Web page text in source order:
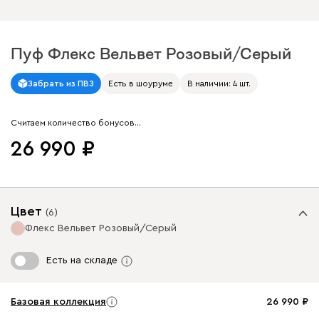
Пуф Флекс Вельвет Розовый/Серый
Арт. 320397
Забрать из ПВЗ Есть в шоуруме В наличии: 4 шт.
Считаем количество бонусов…
26 990
Цвет (6)
Флекс Вельвет Розовый/Серый
Есть на складе
Базовая коллекция 26 990